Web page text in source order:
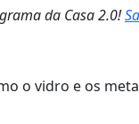
da Casa 2.0!
o vidro e os